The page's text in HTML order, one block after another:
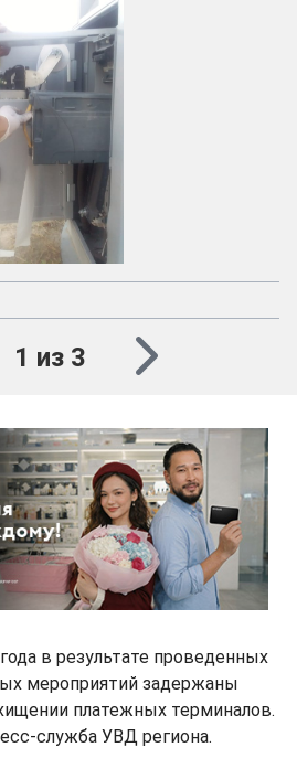
1 из 3
в результате проведенных
мероприятий задержаны
платежных терминалов.
служба УВД региона.